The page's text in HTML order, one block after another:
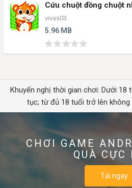
Cứu chuột đồng chuột
vivas03
5.96 MB
Khuyến nghị thời gian chơi: Dưới 18
tục; từ đủ 18 tuổi trở lên
CHƠI GAME
QUÀ CỰC
Tải ngay